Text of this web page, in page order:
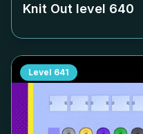
Knit Out level 640
Level 641